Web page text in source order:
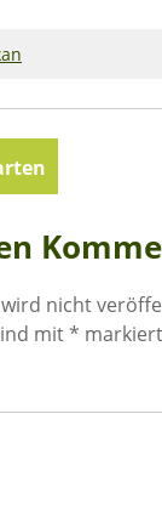
wird nicht
mit* markiert